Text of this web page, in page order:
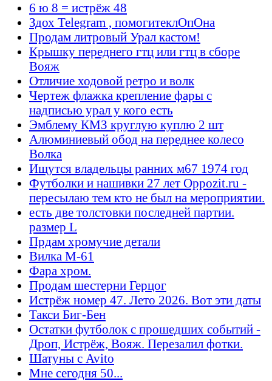
6 ю 8 = истрёж 48
Здох Telegram , помогитеклОпОна
Продам литровый Урал кастом!
Крышку переднего гтц или гтц в сборе
Вояж
Отличие ходовой ретро и волк
Чертеж флажка крепление фары с
надписью урал у кого есть
Эмблему КМЗ круглую куплю 2 шт
Алюминиевый обод на переднее колесо
Волка
Ищутся владельцы ранних м67 1974 год
Футболки и нашивки 27 лет Oppozit.ru -
пересылаю тем кто не был на мероприятии.
есть две толстовки последней партии.
размер L
Прдам хромучие детали
Вилка М-61
Фара хром.
Продам шестерни Герцог
Истрёж номер 47. Лето 2026. Вот эти даты
Такси Биг-Бен
Остатки футболок с прошедших событий -
Дроп, Истрёж, Вояж. Перезалил фотки.
Шатуны с Avito
Мне сегодня 50...